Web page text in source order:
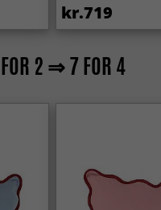
kr.719
2 ⇒ 7 FOR 4